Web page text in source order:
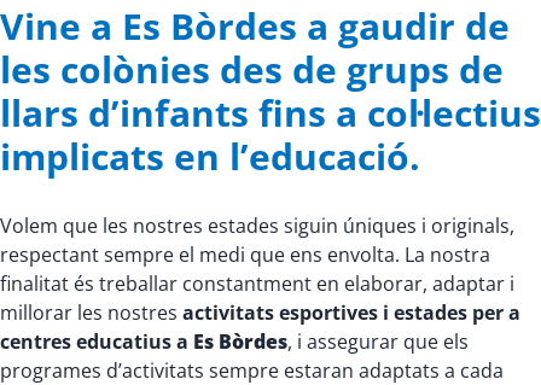
Vine a Es Bòrdes a gaudir de
les colònies des de grups de
llars d’infants fins a col·lectius
implicats en l’educació.
Volem que les nostres estades siguin úniques i originals,
respectant sempre el medi que ens envolta. La nostra
finalitat és treballar constantment en elaborar, adaptar i
millorar les nostres activitats esportives i estades per a
centres educatius a Es Bòrdes, i assegurar que els
programes d’activitats sempre estaran adaptats a cada